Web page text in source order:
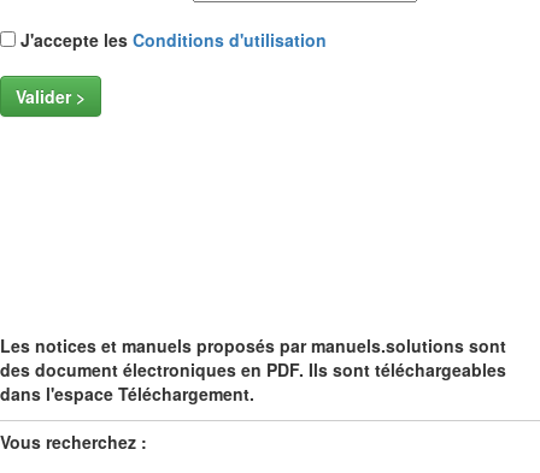
J'accepte les Conditions d'utilisation
Valider >
Les notices et manuels proposés par manuels.solutions sont
des document électroniques en PDF. Ils sont téléchargeables
dans l'espace Téléchargement.
Vous recherchez :